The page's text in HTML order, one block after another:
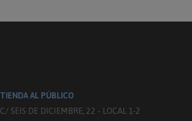
TIENDA AL PÚBLICO
C/ SEIS DE DICIEMBRE, 22 - LOCAL 1-2